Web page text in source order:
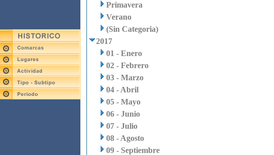
Primavera
Verano
(Sin Categoria)
2017
01 - Enero
02 - Febrero
03 - Marzo
04 - Abril
05 - Mayo
06 - Junio
07 - Julio
08 - Agosto
09 - Septiembre